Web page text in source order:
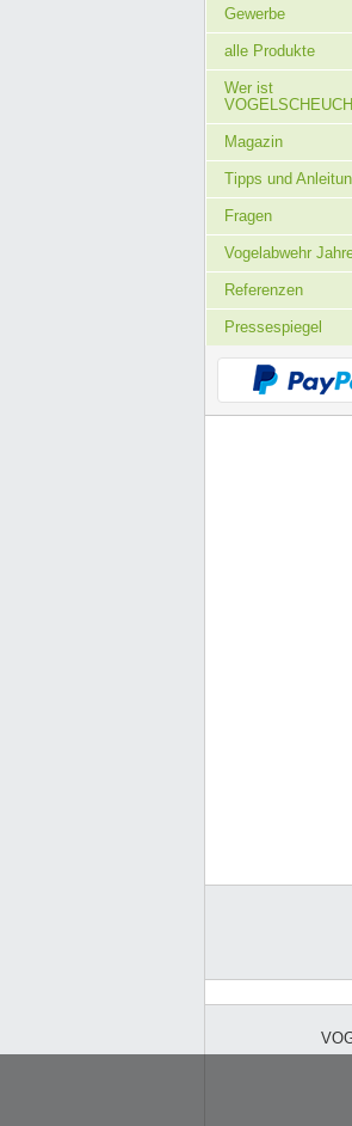
Gewerbe
alle Produkte
Wer ist
Magazin
Tipps und
Fragen
Vogelabwehr
Referenzen
Pressespiegel